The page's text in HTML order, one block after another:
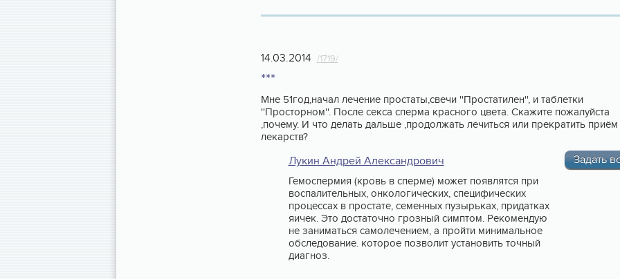
14.03.2014 /1719/
***
Мне 51год,начал лечение простаты,свечи ''Простатилен'', и таблетки
''Просторном''. После секса сперма красного цвета. Скажите пожалуйста
,почему. И что делать дальше ,продолжать лечиться или прекратить приём
лекарств?
Задать
Лукин Андрей Александрович
Гемоспермия (кровь в сперме) может появлятся при
воспалительных, онкологических, специфических
процессах в простате, семенных пузырьках, придатках
яичек. Это достаточно грозный симптом. Рекомендую
не заниматься самолечением, а пройти минимальное
обследование. которое позволит установить точный
диагноз.